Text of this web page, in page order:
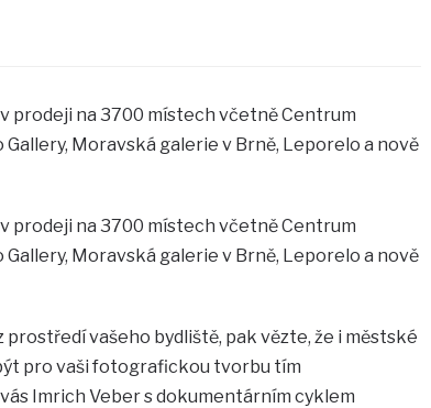
prodeji na 3700 místech včetně Centrum
Moravská galerie v Brně, Leporelo a nově
prodeji na 3700 místech včetně Centrum
Moravská galerie v Brně, Leporelo a nově
vašeho bydliště, pak vězte, že i městské
pro vaši fotografickou tvorbu tím
Imrich Veber s dokumentárním cyklem